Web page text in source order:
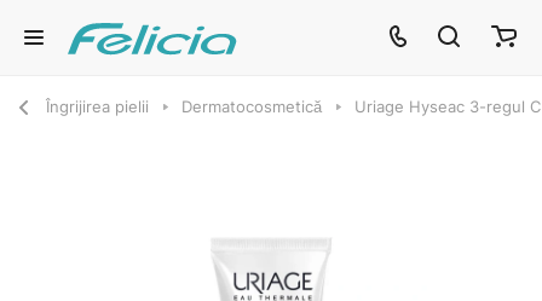
Îngrijirea pielii Dermatocosmetică Uriage Hyseac 3-regul